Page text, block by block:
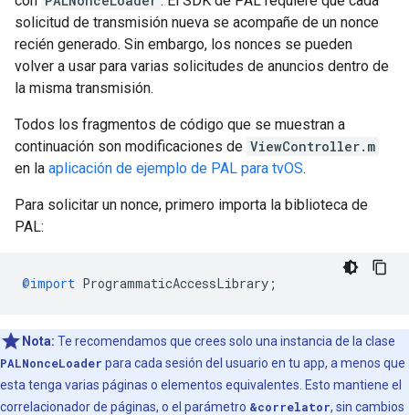
solicitud de transmisión nueva se acompañe de un nonce
recién generado. Sin embargo, los nonces se pueden
volver a usar para varias solicitudes de anuncios dentro de
la misma transmisión.
Todos los fragmentos de código que se muestran a
continuación son modificaciones de ViewController.m
en la aplicación de ejemplo de PAL para tvOS.
Para solicitar un nonce, primero importa la biblioteca de
PAL:
@import ProgrammaticAccessLibrary ;
Nota: Te recomendamos que crees solo una instancia de la clase
PALNonceLoader para cada sesión del usuario en tu app, a menos que
esta tenga varias páginas o elementos equivalentes. Esto mantiene el
correlacionador de páginas, o el parámetro &correlator, sin cambios